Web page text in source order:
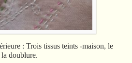
: Trois tissus teints -maison, le
doublure.